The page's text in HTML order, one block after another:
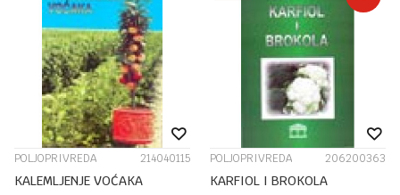
POLJOPRIVREDA 214040115
KALEMLJENJE VOĆAKA
POLJOPRIVREDA 206200363
KARFIOL I BROKOLA